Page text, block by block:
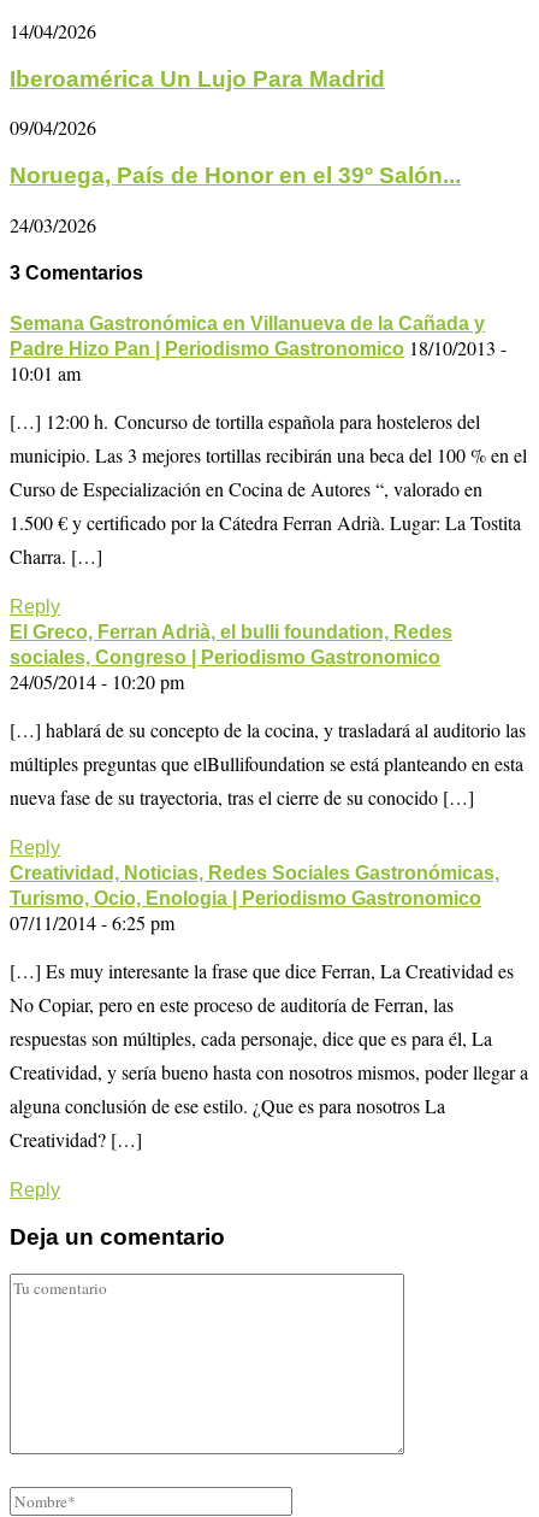
14/04/2026
Iberoamérica Un Lujo Para Madrid
09/04/2026
Noruega, País de Honor en el 39º Salón...
24/03/2026
3 Comentarios
Semana Gastronómica en Villanueva de la Cañada y
Padre Hizo Pan | Periodismo Gastronomico 18/10/2013 -
10:01 am
[…] 12:00 h. Concurso de tortilla española para hosteleros del
municipio. Las 3 mejores tortillas recibirán una beca del 100 % en el
Curso de Especialización en Cocina de Autores “, valorado en
1.500 € y certificado por la Cátedra Ferran Adrià. Lugar: La Tostita
Charra. […]
Reply
El Greco, Ferran Adrià, el bulli foundation, Redes
sociales, Congreso | Periodismo Gastronomico
24/05/2014 - 10:20 pm
[…] hablará de su concepto de la cocina, y trasladará al auditorio las
múltiples preguntas que elBullifoundation se está planteando en esta
nueva fase de su trayectoria, tras el cierre de su conocido […]
Reply
Creatividad, Noticias, Redes Sociales Gastronómicas,
Turismo, Ocio, Enologia | Periodismo Gastronomico
07/11/2014 - 6:25 pm
[…] Es muy interesante la frase que dice Ferran, La Creatividad es
No Copiar, pero en este proceso de auditoría de Ferran, las
respuestas son múltiples, cada personaje, dice que es para él, La
Creatividad, y sería bueno hasta con nosotros mismos, poder llegar a
alguna conclusión de ese estilo. ¿Que es para nosotros La
Creatividad? […]
Reply
Deja un comentario